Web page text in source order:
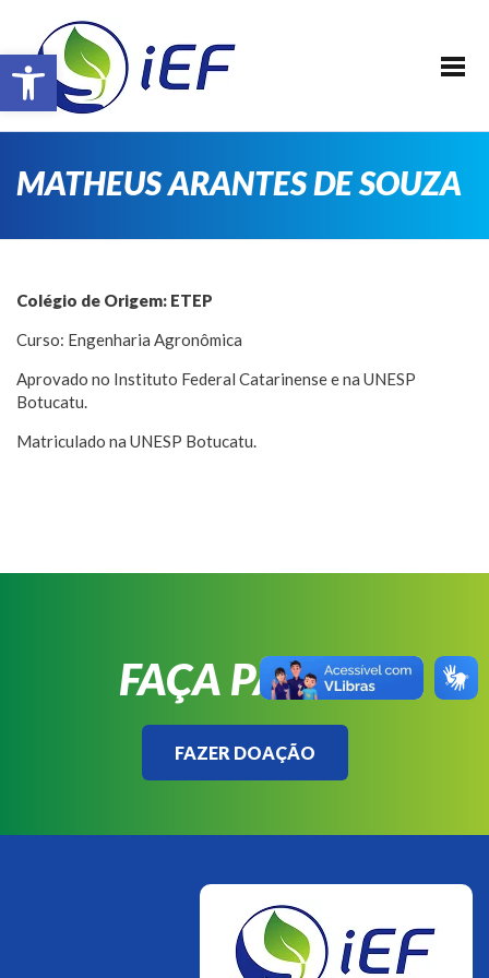
Barra de Ferramentas Aberta
SOBRE O IEF
ALUNOS
REALIZAÇÕES
PATROCINADORES
FAÇA PARTE !
E-BOOK IEF
MATHEUS ARANTES DE SOUZA
Colégio de Origem: ETEP
Curso: Engenharia Agronômica
Aprovado no Instituto Federal Catarinense e na UNESP
Botucatu.
Matriculado na UNESP Botucatu.
FAÇA PARTE!
FAZER DOAÇÃO